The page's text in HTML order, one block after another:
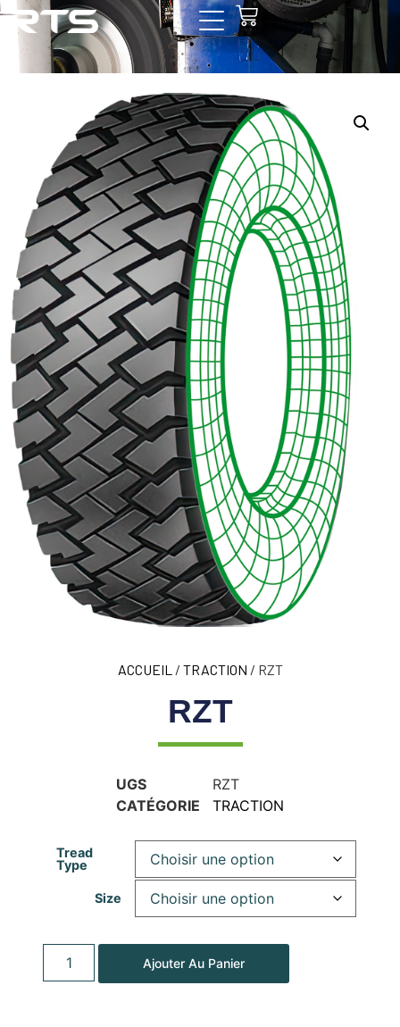
ACCUEIL / TRACTION / RZT
RZT
UGS
RZT
CATÉGORIE
TRACTION
Tread
Type
Size
Ajouter Au Panier